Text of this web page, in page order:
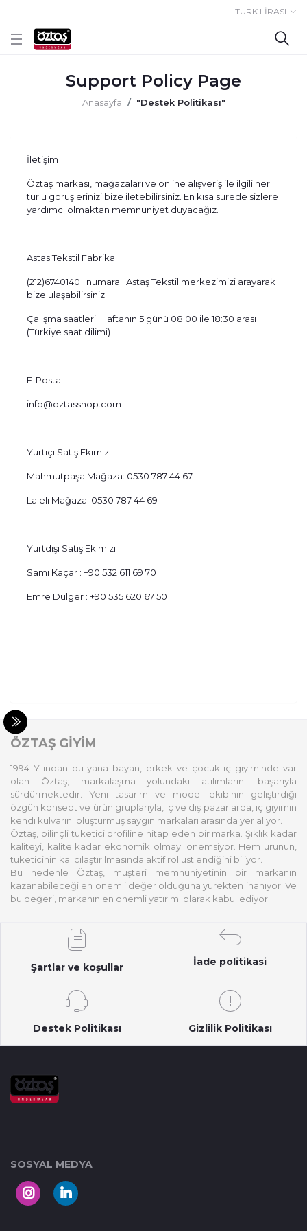
TÜRK LİRASI
Support Policy Page
Anasayfa "Destek Politikası"
İletişim
Öztaş markası, mağazaları ve online alışveriş ile ilgili her
türlü görüşlerinizi bize iletebilirsiniz. En kısa sürede sizlere
yardımcı olmaktan memnuniyet duyacağız.
Astas Tekstil Fabrika
(212)6740140 numaralı Astaş Tekstil merkezimizi arayarak
bize ulaşabilirsiniz.
Çalışma saatleri: Haftanın 5 günü 08:00 ile 18:30 arası
(Türkiye saat dilimi)
E-Posta
info@oztasshop.com
Yurtiçi Satış Ekimizi
Mahmutpaşa Mağaza: 0530 787 44 67
Laleli Mağaza: 0530 787 44 69
Yurtdışı Satış Ekimizi
Sami Kaçar : +90 532 611 69 70
Emre Dülger : +90 535 620 67 50
ÖZTAŞ GİYİM
1994 Yılından bu yana bayan, erkek ve çocuk iç giyiminde var
olan Öztaş; markalaşma yolundaki atılımlarını başarıyla
sürdürmektedir. Yeni tasarım ve model ekibinin geliştirdiği
özgün konsept ve ürün gruplarıyla, iç ve dış pazarlarda, iç giyimin
kendi kulvarını oluşturmuş saygın markaları arasında yer alıyor.
Öztaş, bilinçli tüketici profiline hitap eden bir marka. Şıklık kadar
kaliteyi, kalite kadar ekonomik olmayı önemsiyor. Hem ürünün,
tüketicinin kalıcılaştırılmasında aktif rol üstlendiğini biliyor.
Bu nedenle Öztaş, müşteri memnuniyetinin bir markanın
kazanabileceği en önemli değer olduğuna yürekten inanıyor. Ve
bu değeri, markanın en önemli yatırımı olarak kabul ediyor.
Şartlar ve koşullar İade politikasi
Destek Politikası Gizlilik Politikası
SOSYAL MEDYA